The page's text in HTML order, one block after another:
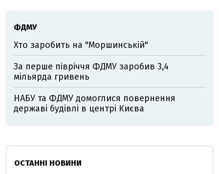
ФДМУ
Хто заробить на "Моршинській"
За перше півріччя ФДМУ заробив 3,4
мільярда гривень
НАБУ та ФДМУ домоглися повернення
державі будівлі в центрі Києва
ОСТАННІ НОВИНИ